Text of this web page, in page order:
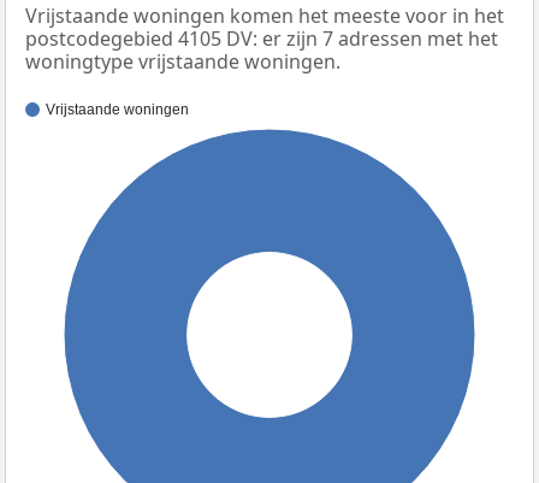
Vrijstaande woningen komen het meeste voor in het
postcodegebied 4105 DV: er zijn 7 adressen met het
woningtype vrijstaande woningen.
Vrijstaande woningen